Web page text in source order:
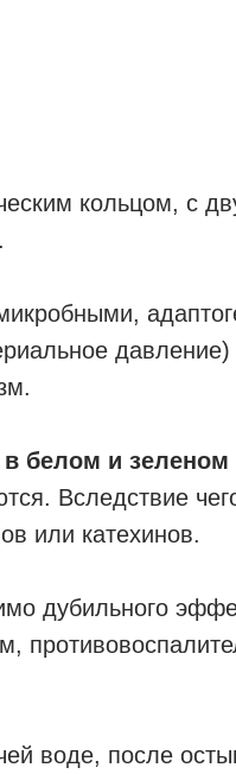
кольцом, с
давление)
белом и зеленом
Вследствие
или катехинов.
дубильного
воде, после